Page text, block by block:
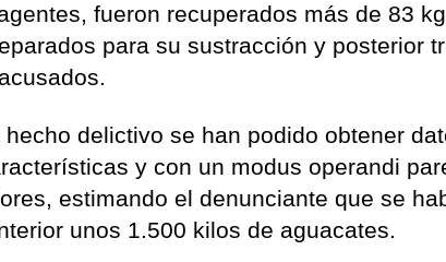
fueron recuperados más de 83
para su sustracción y posterior
delictivo se han podido obtener
y con un modus operandi
estimando el denunciante que se
unos 1.500 kilos de aguacates.